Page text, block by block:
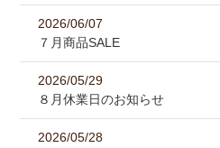
2026/06/07
７月商品SALE
2026/05/29
８月休業日のお知らせ
2026/05/28